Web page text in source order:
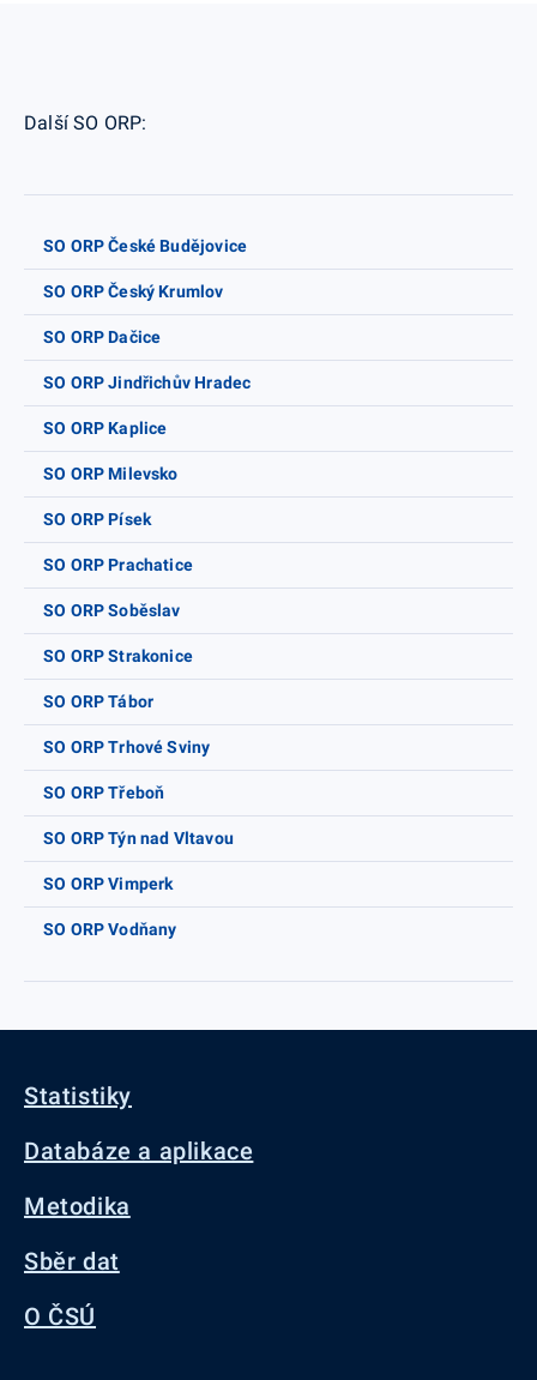
Další SO ORP:
SO ORP České Budějovice
SO ORP Český Krumlov
SO ORP Dačice
SO ORP Jindřichův Hradec
SO ORP Kaplice
SO ORP Milevsko
SO ORP Písek
SO ORP Prachatice
SO ORP Soběslav
SO ORP Strakonice
SO ORP Tábor
SO ORP Trhové Sviny
SO ORP Třeboň
SO ORP Týn nad Vltavou
SO ORP Vimperk
SO ORP Vodňany
Statistiky
Databáze a aplikace
Metodika
Sběr dat
O ČSÚ